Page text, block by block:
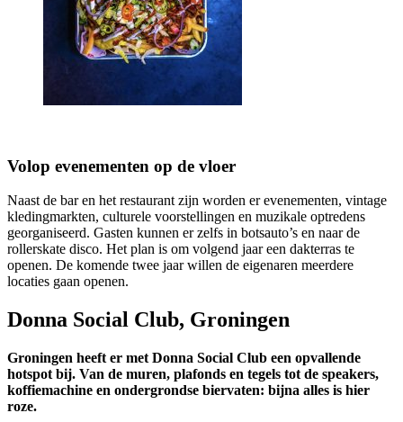
Volop evenementen op de vloer
Naast de bar en het restaurant zijn worden er evenementen, vintage
kledingmarkten, culturele voorstellingen en muzikale optredens
georganiseerd. Gasten kunnen er zelfs in botsauto’s en naar de
rollerskate disco. Het plan is om volgend jaar een dakterras te
openen. De komende twee jaar willen de eigenaren meerdere
locaties gaan openen.
Donna Social Club, Groningen
Groningen heeft er met Donna Social Club een opvallende
hotspot bij. Van de muren, plafonds en tegels tot de speakers,
koffiemachine en ondergrondse biervaten: bijna alles is hier
roze.